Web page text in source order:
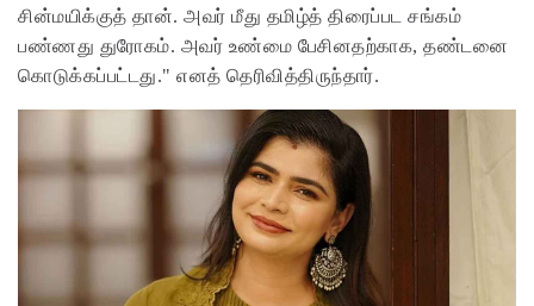
சின்மயிக்குத் தான். அவர் மீது தமிழ்த் திரைப்பட சங்கம்
பண்ணது துரோகம். அவர் உண்மை பேசினதற்காக, தண்டனை
கொடுக்கப்பட்டது." எனத் தெரிவித்திருந்தார்.